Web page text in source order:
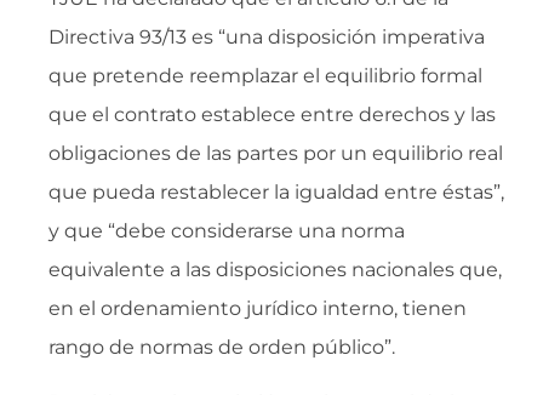
Directiva 93/13 es “una disposición imperativa
que pretende reemplazar el equilibrio formal
que el contrato establece entre derechos y las
obligaciones de las partes por un equilibrio real
que pueda restablecer la igualdad entre éstas”,
y que “debe considerarse una norma
equivalente a las disposiciones nacionales que,
en el ordenamiento jurídico interno, tienen
rango de normas de orden público”.